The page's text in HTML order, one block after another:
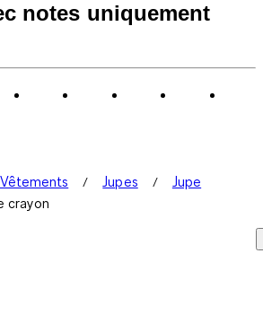
notes uniquement
Vêtements Jupes
Jupe
crayon